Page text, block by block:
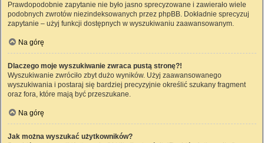
Prawdopodobnie zapytanie nie było jasno sprecyzowane i zawierało wiele
podobnych zwrotów niezindeksowanych przez phpBB. Dokładnie sprecyzuj
zapytanie – użyj funkcji dostępnych w wyszukiwaniu zaawansowanym.
Na górę
Dlaczego moje wyszukiwanie zwraca pustą stronę?!
Wyszukiwanie zwróciło zbyt dużo wyników. Użyj zaawansowanego
wyszukiwania i postaraj się bardziej precyzyjnie określić szukany fragment
oraz fora, które mają być przeszukane.
Na górę
Jak można wyszukać użytkowników?